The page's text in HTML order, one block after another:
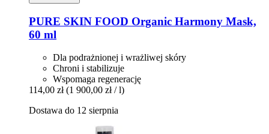
PURE SKIN FOOD Organic Harmony Mask,
60 ml
Dla podrażnionej i wrażliwej skóry
Chroni i stabilizuje
Wspomaga regenerację
114,00 zł (1 900,00 zł / l)
Dostawa do 12 sierpnia